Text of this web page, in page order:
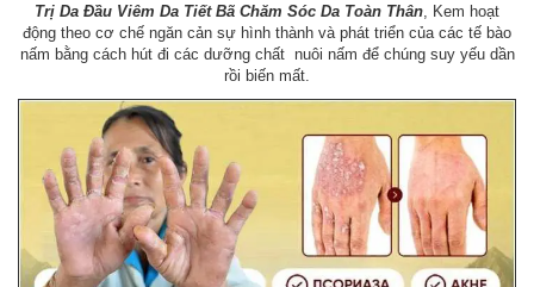
Trị Da Đầu Viêm Da Tiết Bã Chăm Sóc Da Toàn Thân , Kem hoạt
động theo cơ chế ngăn cản sự hình thành và phát triển của các tế bào
nấm bằng cách hút đi các dưỡng chất nuôi nấm để chúng suy yếu dần
rồi biến mất.